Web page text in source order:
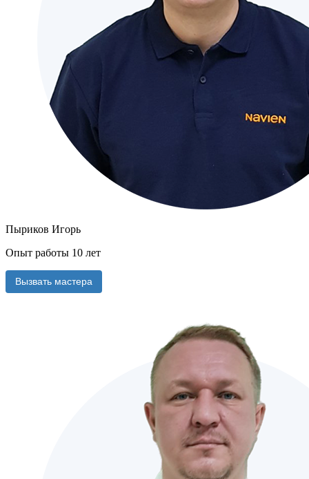
Пыриков Игорь
Опыт работы 10 лет
Вызвать мастера